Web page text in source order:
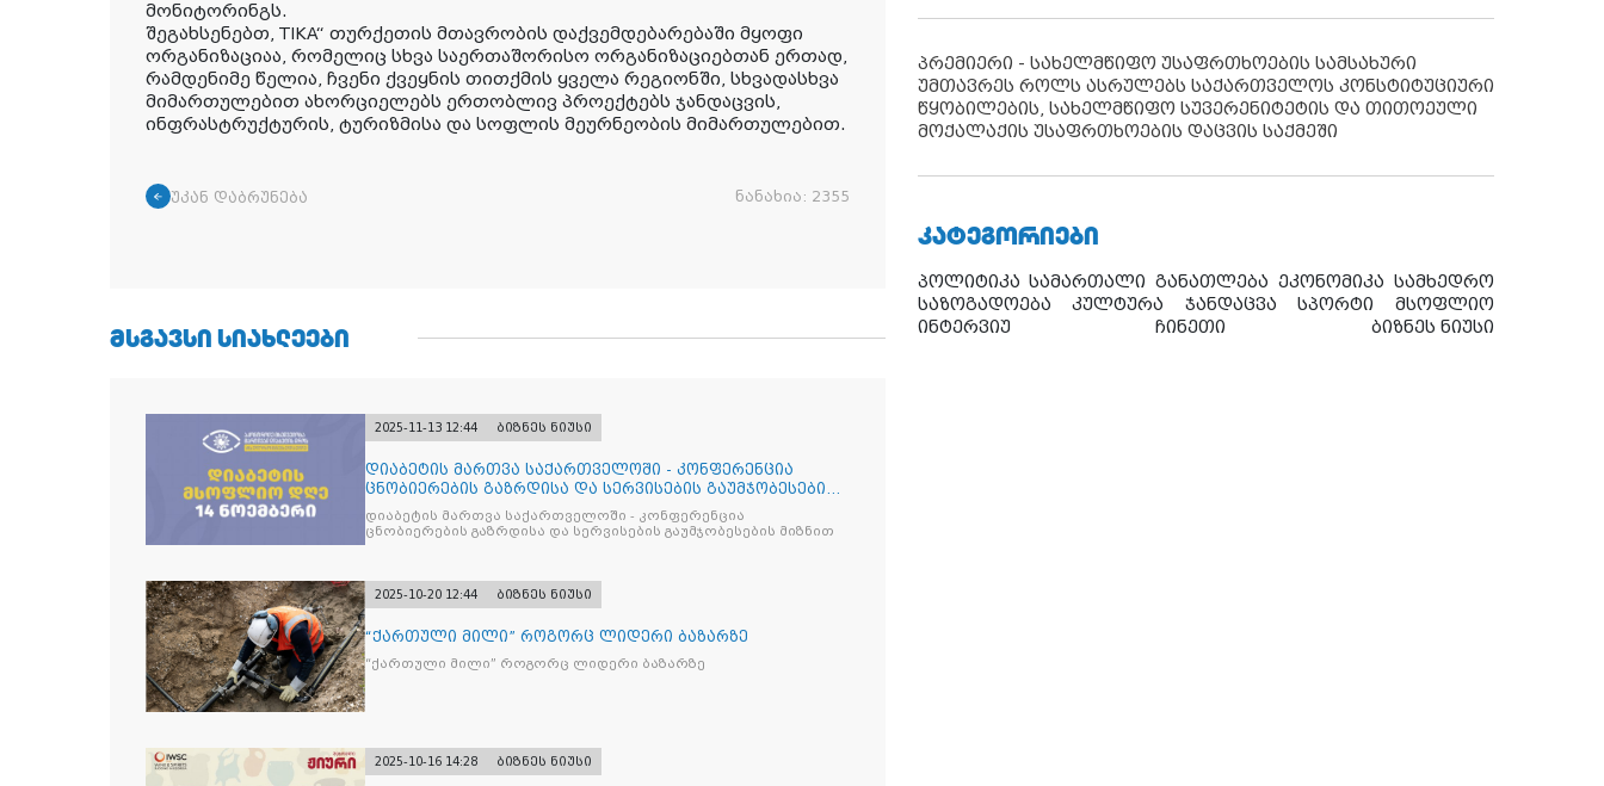
მონიტორინგს.
შეგახსენებთ, TIKA“ თურქეთის მთავრობის დაქვემდებარებაში მყოფი
ორგანიზაციაა, რომელიც სხვა საერთაშორისო ორგანიზაციებთან ერთად,
რამდენიმე წელია, ჩვენი ქვეყნის თითქმის ყველა რეგიონში, სხვადასხვა
მიმართულებით ახორციელებს ერთობლივ პროექტებს ჯანდაცვის,
ინფრასტრუქტურის, ტურიზმისა და სოფლის მეურნეობის მიმართულებით.
უკან დაბრუნება ნანახია: 2355
ᲛᲡᲒᲐᲕᲡᲘ ᲡᲘᲐᲮᲚᲔᲔᲑᲘ
2025-11-13 12:44 ბიზნეს ნიუსი
დიაბეტის მართვა საქართველოში - კონფერენცია
ცნობიერების გაზრდისა და სერვისების გაუმჯობესების
მიზნით
დიაბეტის მართვა საქართველოში - კონფერენცია
ცნობიერების გაზრდისა და სერვისების გაუმჯობესების მიზნით
2025-10-20 12:44 ბიზნეს ნიუსი
“ქართული მილი” როგორც ლიდერი ბაზარზე
“ქართული მილი” როგორც ლიდერი ბაზარზე
2025-10-16 14:28 ბიზნეს ნიუსი
პრემიერი - სახელმწიფო უსაფრთხოების სამსახური
უმთავრეს როლს ასრულებს საქართველოს კონსტიტუციური
წყობილების, სახელმწიფო სუვერენიტეტის და თითოეული
მოქალაქის უსაფრთხოების დაცვის საქმეში
ᲙᲐᲢᲔᲒᲝᲠᲘᲔᲑᲘ
პოლიტიკა სამართალი განათლება ეკონომიკა სამხედრო
საზოგადოება
კულტურა ჯანდაცვა სპორტი
მსოფლიო
ინტერვიუ
ჩინეთი ბიზნეს ნიუსი